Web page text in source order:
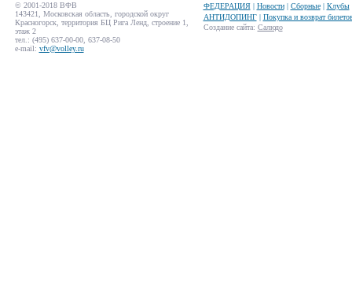
© 2001-2018 ВФВ
143421, Московская область, городской округ
Красногорск, территория БЦ Рига Ленд, строение 1,
этаж 2
тел.: (495) 637-00-00, 637-08-50
e-mail: vfv@volley.ru
ФЕДЕРАЦИЯ| Новости| Сборные| Клубы
АНТИДОПИНГ| Покупка и возврат
Создание сайта: Салюдо